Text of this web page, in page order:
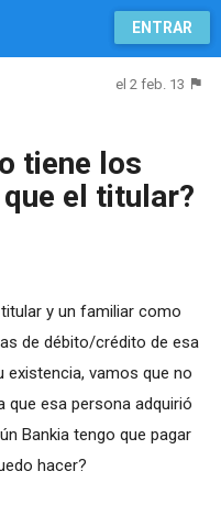
ENTRAR
el 2 feb. 13
tiene los
el titular?
y un familiar como
de débito/crédito de esa
existencia, vamos que no
que esa persona adquirió
Bankia tengo que pagar
hacer?